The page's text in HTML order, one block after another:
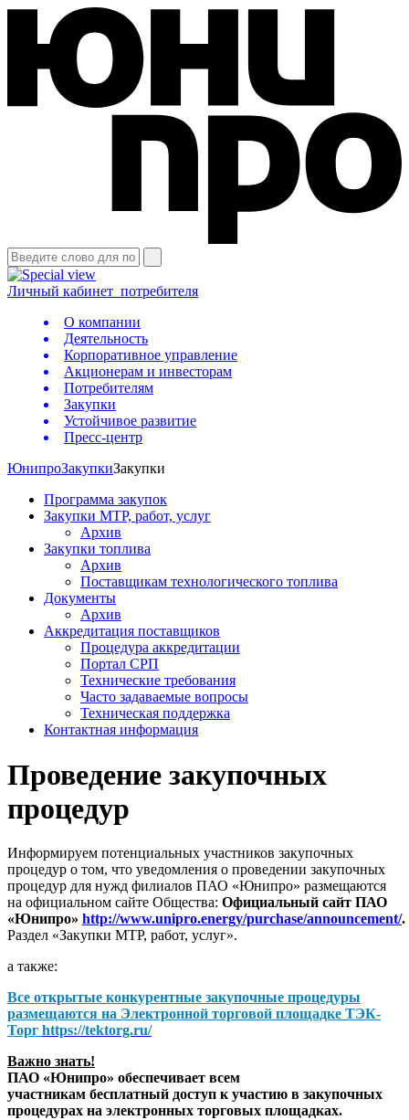
Личный кабинет потребителя
О компании
Деятельность
Корпоративное управление
Акционерам и инвесторам
Потребителям
Закупки
Устойчивое развитие
Пресс-центр
ЮнипроЗакупкиЗакупки
Программа закупок
Закупки МТР, работ, услуг
Архив
Закупки топлива
Архив
Поставщикам технологического топлива
Документы
Архив
Аккредитация поставщиков
Процедура аккредитации
Портал СРП
Технические требования
Часто задаваемые вопросы
Техническая поддержка
Контактная информация
Проведение закупочных
процедур
Информируем потенциальных участников закупочных
процедур о том, что уведомления о проведении закупочных
процедур для нужд филиалов ПАО «Юнипро» размещаются
на официальном сайте Общества: Официальный сайт ПАО
«Юнипро» http://www.unipro.energy/purchase/announcement/.
Раздел «Закупки МТР, работ, услуг».
а также:
Все открытые конкурентные закупочные процедуры
размещаются на Электронной торговой площадке ТЭК-
Торг https://tektorg.ru/
Важно знать!
ПАО «Юнипро» обеспечивает всем
участникам бесплатный доступ к участию в закупочных
процедурах на электронных торговых площадках.